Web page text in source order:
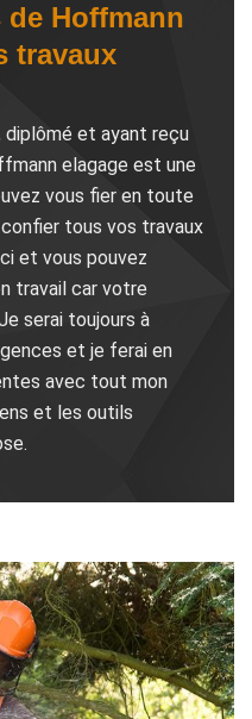
de Hoffmann
travaux
et ayant reçu
elagage est une
vous fier en toute
tous vos travaux
et vous pouvez
travail car votre
serai toujours à
et je ferai en
avec tout mon
et les outils